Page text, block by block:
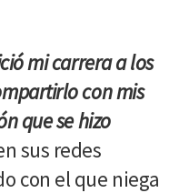
mi carrera a los
con mis
que se hizo
sus redes
con el que niega